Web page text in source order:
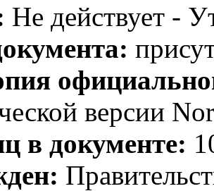
Не действует -
версии
в документе: